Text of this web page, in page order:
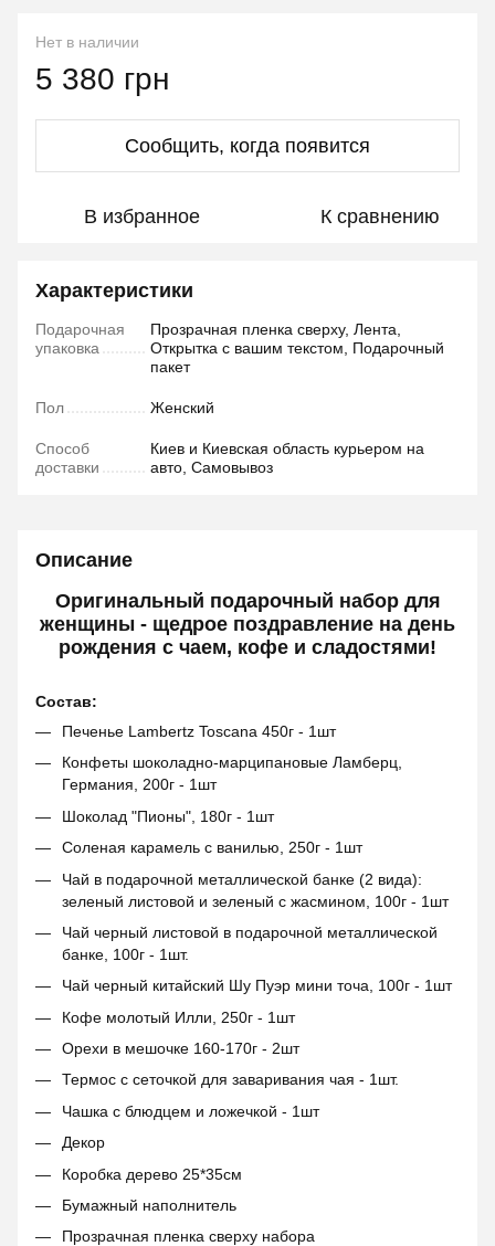
Нет в наличии
5 380 грн
Сообщить, когда появится
В избранное К сравнению
Характеристики
Подарочная
упаковка
Прозрачная пленка сверху, Лента,
Открытка с вашим текстом, Подарочный
пакет
Пол Женский
Способ
доставки
Киев и Киевская область курьером на
авто, Самовывоз
Описание
Оригинальный подарочный набор для
женщины - щедрое поздравление на день
рождения с чаем, кофе и сладостями!
Состав:
Печенье Lambertz Toscana 450г - 1шт
Конфеты шоколадно-марципановые Ламберц,
Германия, 200г - 1шт
Шоколад "Пионы", 180г - 1шт
Соленая карамель с ванилью, 250г - 1шт
Чай в подарочной металлической банке (2 вида):
зеленый листовой и зеленый с жасмином, 100г - 1шт
Чай черный листовой в подарочной металлической
банке, 100г - 1шт.
Чай черный китайский Шу Пуэр мини точа, 100г - 1шт
Кофе молотый Илли, 250г - 1шт
Орехи в мешочке 160-170г - 2шт
Термос с сеточкой для заваривания чая - 1шт.
Чашка с блюдцем и ложечкой - 1шт
Декор
Коробка дерево 25*35см
Бумажный наполнитель
Прозрачная пленка сверху набора